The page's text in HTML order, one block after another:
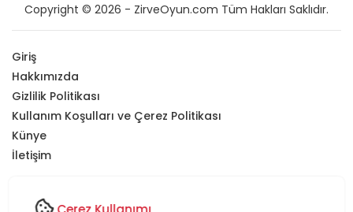
Copyright © 2026 - ZirveOyun.com Tüm Hakları Saklıdır.
Giriş
Hakkımızda
Gizlilik Politikası
Kullanım Koşulları ve Çerez Politikası
Künye
İletişim
izinsiz olarak kopyalanması, paylaşılması veya herhangi bir